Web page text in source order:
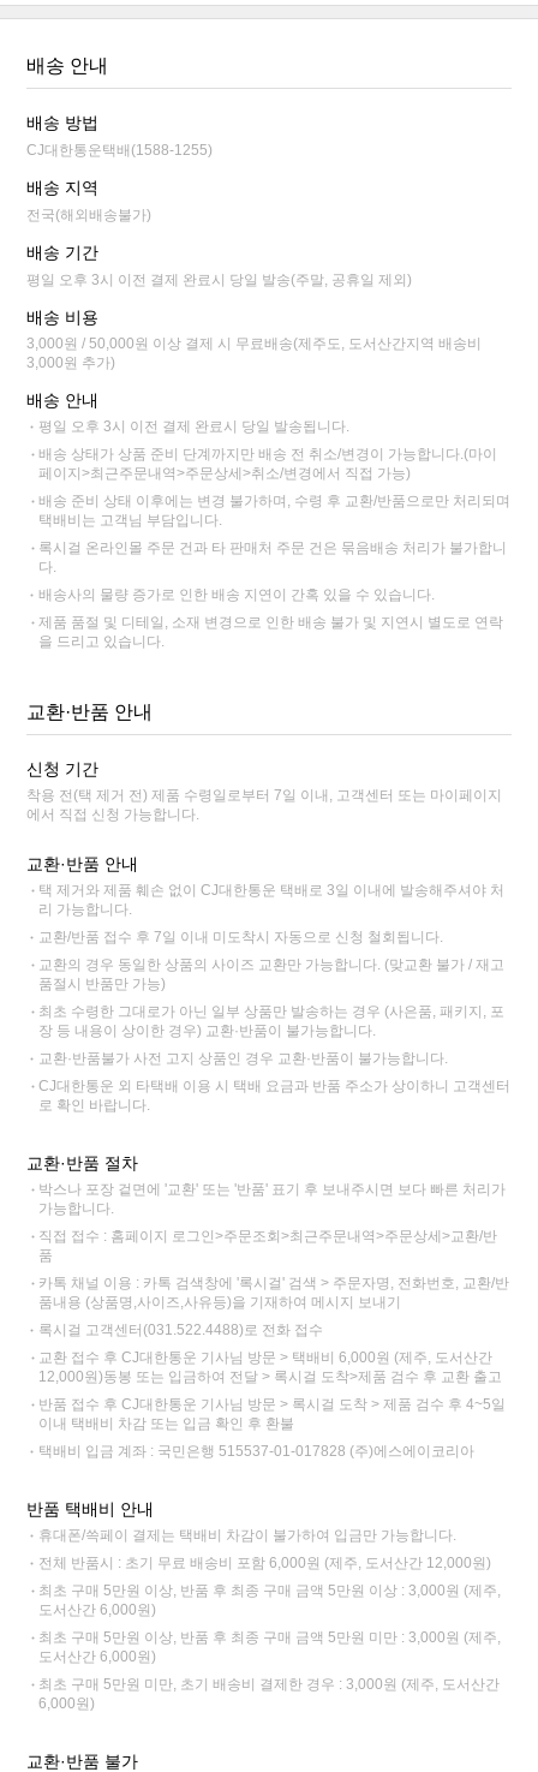
배송 안내
배송 방법
CJ대한통운택배(1588-1255)
배송 지역
전국(해외배송불가)
배송 기간
평일 오후 3시 이전 결제 완료시 당일 발송(주말, 공휴일 제외)
배송 비용
3,000원 / 50,000원 이상 결제 시 무료배송(제주도, 도서산간지역 배송비
3,000원 추가)
배송 안내
평일 오후 3시 이전 결제 완료시 당일 발송됩니다.
배송 상태가 상품 준비 단계까지만 배송 전 취소/변경이 가능합니다.(마이
페이지>최근주문내역>주문상세>취소/변경에서 직접 가능)
배송 준비 상태 이후에는 변경 불가하며, 수령 후 교환/반품으로만 처리되며
택배비는 고객님 부담입니다.
록시걸 온라인몰 주문 건과 타 판매처 주문 건은 묶음배송 처리가 불가합니
다.
배송사의 물량 증가로 인한 배송 지연이 간혹 있을 수 있습니다.
제품 품절 및 디테일, 소재 변경으로 인한 배송 불가 및 지연시 별도로 연락
을 드리고 있습니다.
교환·반품 안내
신청 기간
착용 전(택 제거 전) 제품 수령일로부터 7일 이내, 고객센터 또는 마이페이지
에서 직접 신청 가능합니다.
교환·반품 안내
택 제거와 제품 훼손 없이 CJ대한통운 택배로 3일 이내에 발송해주셔야 처
리 가능합니다.
교환/반품 접수 후 7일 이내 미도착시 자동으로 신청 철회됩니다.
교환의 경우 동일한 상품의 사이즈 교환만 가능합니다. (맞교환 불가 / 재고
품절시 반품만 가능)
최초 수령한 그대로가 아닌 일부 상품만 발송하는 경우 (사은품, 패키지, 포
장 등 내용이 상이한 경우) 교환·반품이 불가능합니다.
교환·반품불가 사전 고지 상품인 경우 교환·반품이 불가능합니다.
CJ대한통운 외 타택배 이용 시 택배 요금과 반품 주소가 상이하니 고객센터
로 확인 바랍니다.
교환·반품 절차
박스나 포장 겉면에 '교환' 또는 '반품' 표기 후 보내주시면 보다 빠른 처리가
가능합니다.
직접 접수 : 홈페이지 로그인>주문조회>최근주문내역>주문상세>교환/반
품
카톡 채널 이용 : 카톡 검색창에 '록시걸' 검색 > 주문자명, 전화번호, 교환/반
품내용 (상품명,사이즈,사유등)을 기재하여 메시지 보내기
록시걸 고객센터(031.522.4488)로 전화 접수
교환 접수 후 CJ대한통운 기사님 방문 > 택배비 6,000원 (제주, 도서산간
12,000원)동봉 또는 입금하여 전달 > 록시걸 도착>제품 검수 후 교환 출고
반품 접수 후 CJ대한통운 기사님 방문 > 록시걸 도착 > 제품 검수 후 4~5일
이내 택배비 차감 또는 입금 확인 후 환불
택배비 입금 계좌 : 국민은행 515537-01-017828 (주)에스에이코리아
반품 택배비 안내
휴대폰/쓱페이 결제는 택배비 차감이 불가하여 입금만 가능합니다.
전체 반품시 : 초기 무료 배송비 포함 6,000원 (제주, 도서산간 12,000원)
최초 구매 5만원 이상, 반품 후 최종 구매 금액 5만원 이상 : 3,000원 (제주,
도서산간 6,000원)
최초 구매 5만원 이상, 반품 후 최종 구매 금액 5만원 미만 : 3,000원 (제주,
도서산간 6,000원)
최초 구매 5만원 미만, 초기 배송비 결제한 경우 : 3,000원 (제주, 도서산간
6,000원)
교환·반품 불가